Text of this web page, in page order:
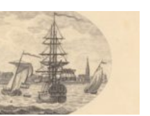
van bier zo belangrijk dat
in die stad. Een grote
met al die schepen in de
brouwerij die bij uitstek
de Witte Haan.